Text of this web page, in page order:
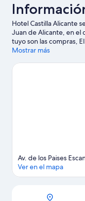
Hotel Castilla Alicante
Juan de Alicante, en el
tuyo son las compras,
Para los que prefieren
¿Te apetece disfrutar
Mostrar más
Av. de los Paises
Ver en el mapa